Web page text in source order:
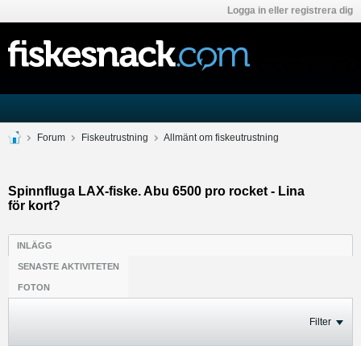
Logga in eller registrera dig
Forum Fiskeutrustning Allmänt om fiskeutrustning
Spinnfluga LAX-fiske. Abu 6500 pro rocket - Lina
för kort?
INLÄGG
SENASTE AKTIVITETEN
FOTON
Filter